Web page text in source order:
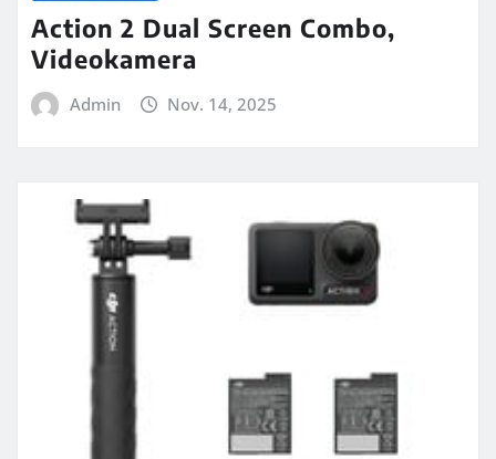
Action 2 Dual Screen Combo,
Videokamera
Admin Nov. 14, 2025